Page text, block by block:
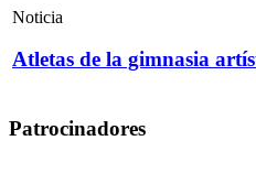
Noticia
Atletas de la gimnasia
Patrocinadores